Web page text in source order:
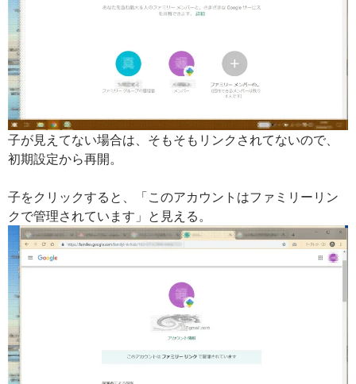
子が見えてない場合は、そもそもリンクされてないので、
初期設定から再開。
子をクリックすると、「このアカウントはファミリーリン
クで管理されています」と見える。